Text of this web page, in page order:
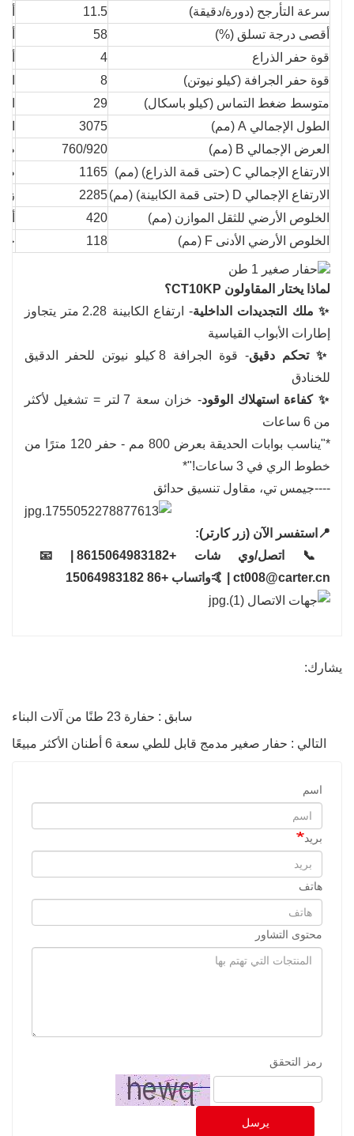
سرعة التأرجح (دورة/دقيقة) 11.5
أقصى درجة تسلق (%)
58
قوة حفر الذراع
4
قوة حفر الجرافة (كيلو نيوتن)
8
متوسط ضغط التماس (كيلو باسكال)
29
الطول الإجمالي A (مم)
3075
العرض الإجمالي B (مم)
760/920
الارتفاع الإجمالي C (حتى قمة الذراع) (مم)
1165
الارتفاع الإجمالي D (حتى قمة الكابينة) (مم)
2285
الخلوص الأرضي للثقل الموازن (مم)
420
الخلوص الأرضي الأدنى F (مم)
118
لماذا يختار المقاولون CT10KP؟
✨ ملك التجديدات الداخلية
- ارتفاع الكابينة 2.28 متر يتجاوز
إطارات الأبواب القياسية
✨ تحكم دقيق
- قوة الجرافة 8 كيلو نيوتن للحفر الدقيق
للخنادق
✨ كفاءة استهلاك الوقود
- خزان سعة 7 لتر = تشغيل لأكثر
من 6 ساعات
*"يناسب بوابات الحديقة بعرض 800 مم - حفر 120 مترًا من
خطوط الري في 3 ساعات!"*
----جيمس تي، مقاول تنسيق حدائق
📍استفسر الآن (زر كارتر):
📞 اتصل/وي شات +8615064983182 | 📧
ct008@carter.cn | 🤙واتساب +86 15064983182
يشارك:
سابق : حفارة 23 طنًا من آلات البناء
التالي : حفار صغير مدمج قابل للطي سعة 6 أطنان الأكثر مبيعًا
اسم
بريد
هاتف
محتوى التشاور
رمز التحقق
يرسل